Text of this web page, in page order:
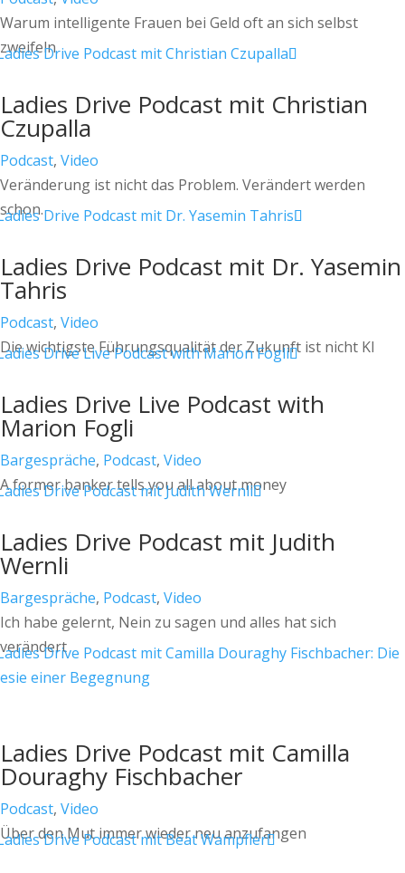
Warum intelligente Frauen bei Geld oft an sich selbst
zweifeln
Ladies Drive Podcast mit Christian
Czupalla
Podcast, Video
Veränderung ist nicht das Problem. Verändert werden
schon.
Ladies Drive Podcast mit Dr. Yasemin
Tahris
Podcast, Video
Die wichtigste Führungsqualität der Zukunft ist nicht KI
Ladies Drive Live Podcast with
Marion Fogli
Bargespräche, Podcast, Video
A former banker tells you all about money
Ladies Drive Podcast mit Judith
Wernli
Bargespräche, Podcast, Video
Ich habe gelernt, Nein zu sagen und alles hat sich
verändert
Ladies Drive Podcast mit Camilla
Douraghy Fischbacher
Podcast, Video
Über den Mut immer wieder neu anzufangen